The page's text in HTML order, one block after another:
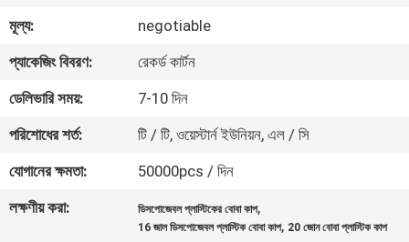
মান
নিয়ন্ত্রণ
যোগাযোগ
করুন
খবর
মূল্য:
negotiable
প্যাকেজিং বিবরণ:
রেকর্ড কার্টন
ডেলিভারি সময়:
7-10 দিন
পরিশোধের শর্ত:
টি / টি, ওয়েস্টার্ন ইউনিয়ন, এল / সি
যোগানের ক্ষমতা:
50000pcs / দিন
লক্ষণীয় করা:
ডিসপোজেবল প্লাস্টিকের বোবা কাপ,
16 জাল ডিসপোজেবল প্লাস্টিক বোবা কাপ, 20 জোন বোবা প্লাস্টিক কাপ